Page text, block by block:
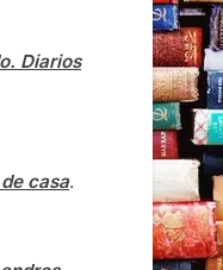
Diarios
casa.